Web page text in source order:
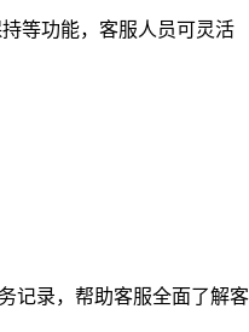
等功能，客服人员可灵活
记录，帮助客服全面了解客